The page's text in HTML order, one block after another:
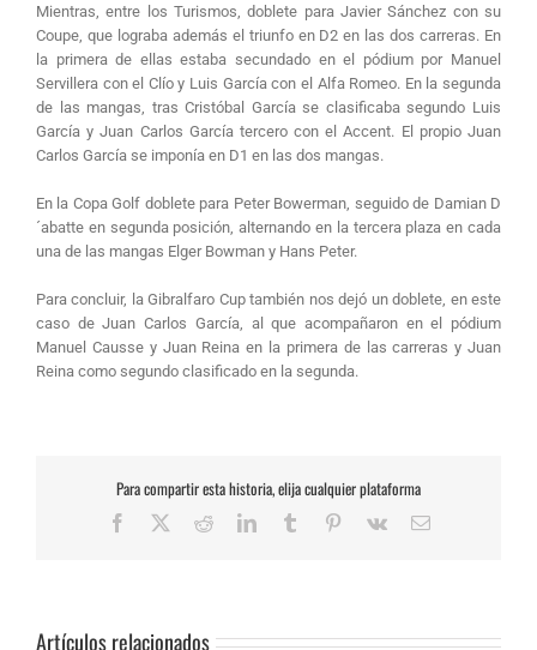
Mientras, entre los Turismos, doblete para Javier Sánchez con su
Coupe, que lograba además el triunfo en D2 en las dos carreras. En
la primera de ellas estaba secundado en el pódium por Manuel
Servillera con el Clío y Luis García con el Alfa Romeo. En la segunda
de las mangas, tras Cristóbal García se clasificaba segundo Luis
García y Juan Carlos García tercero con el Accent. El propio Juan
Carlos García se imponía en D1 en las dos mangas.
En la Copa Golf doblete para Peter Bowerman, seguido de Damian D
´abatte en segunda posición, alternando en la tercera plaza en cada
una de las mangas Elger Bowman y Hans Peter.
Para concluir, la Gibralfaro Cup también nos dejó un doblete, en este
caso de Juan Carlos García, al que acompañaron en el pódium
Manuel Causse y Juan Reina en la primera de las carreras y Juan
Reina como segundo clasificado en la segunda.
Para compartir esta historia, elija cualquier plataforma
Facebook RedditLinkedInTumblr Pinterest
Vk
Correo
Artículos relacionados